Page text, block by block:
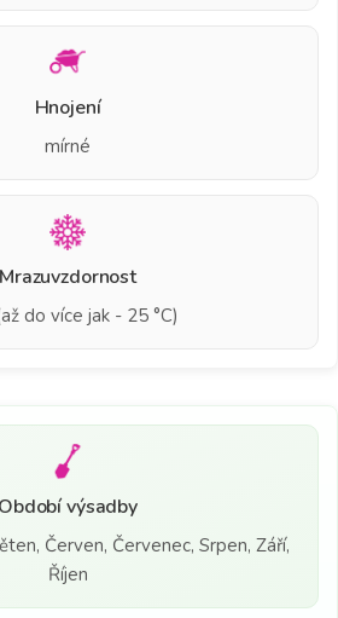
Hnojení
mírné
Mrazuvzdornost
do více jak - 25 °C)
Období výsadby
Červen, Červenec, Srpen, Září,
Říjen